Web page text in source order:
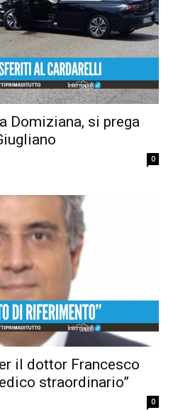
Domiziana, si prega
0
il dottor Francesco
straordinario”
0